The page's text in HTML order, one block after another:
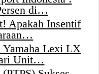
di…
Apakah Insentif
Lexi LX
Unit…